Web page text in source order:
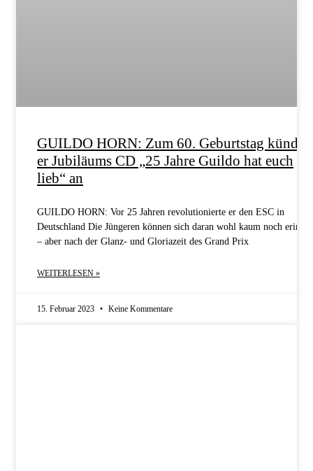
GUILDO HORN: Zum 60. Geburtstag
er Jubiläums CD „25 Jahre Guildo hat euch
lieb“ an
GUILDO HORN: Vor 25 Jahren revolutionierte er den ESC in
Deutschland Die Jüngeren können sich daran wohl kaum noch
– aber nach der Glanz- und Gloriazeit des Grand Prix
WEITERLESEN »
15. Februar 2023 Keine Kommentare